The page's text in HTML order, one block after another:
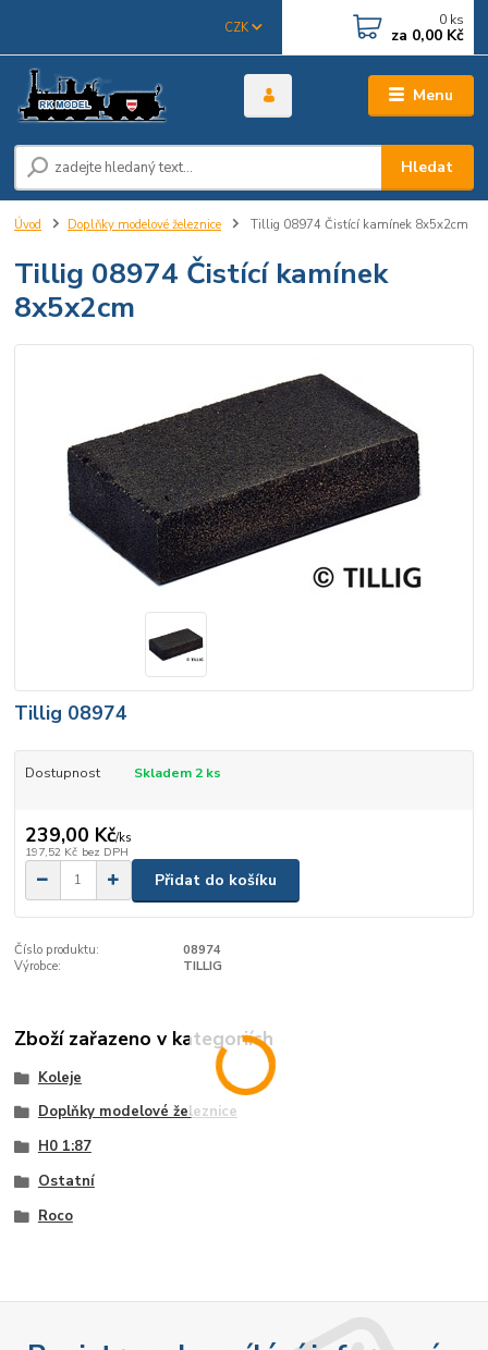
Menu
CZK
Hledat
0 ks
za 0,00 Kč
Úvod Doplňky modelové železnice Tillig 08974 Čistící kamínek 8x5x2cm
Tillig 08974 Čistící kamínek
8x5x2cm
Tillig 08974
Dostupnost Skladem 2 ks
239,00 Kč/ks
197,52 Kč bez DPH
Přidat do košíku
Číslo produktu:
08974
Výrobce:
TILLIG
Zboží zařazeno v kategoriích
Koleje
Doplňky modelové železnice
H0 1:87
Ostatní
Roco